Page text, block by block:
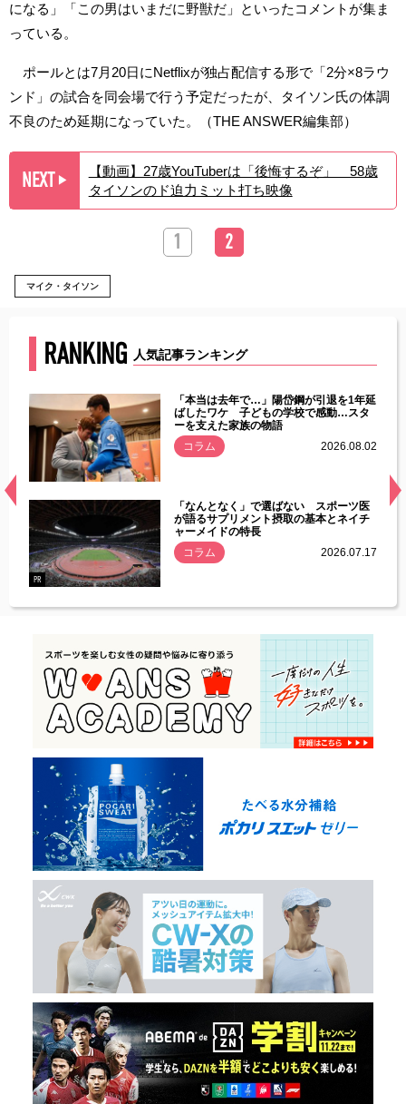
になる」「この男はいまだに野獣だ」といったコメントが集ま
っている。
ポールとは7月20日にNetflixが独占配信する形で「2分×8ラウ
ンド」の試合を同会場で行う予定だったが、タイソン氏の体調
不良のため延期になっていた。（THE ANSWER編集部）
NEXT ▶︎
【動画】27歳YouTuberは「後悔するぞ」 58歳
タイソンのド迫力ミット打ち映像
1 2
マイク・タイソン
RANKING 人気記事ランキング
常
「本当は去年で…」陽岱鋼が引退を1年延
ばしたワケ 子どもの学校で感動…スタ
ーを支えた家族の物語
コラム
2026.08.02
PR
「なんとなく」で選ばない スポーツ医
が語るサプリメント摂取の基本とネイチ
ャーメイドの特長
コラム
2026.07.17